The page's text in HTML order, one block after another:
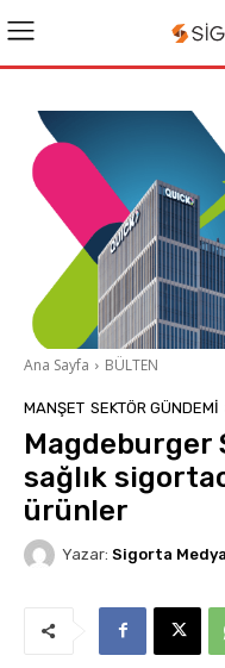
Ana Sayfa BÜLTEN
MANŞET SEKTÖR GÜNDEMİ
Magdeburger
sağlık
ürünler
Yazar: Sigorta